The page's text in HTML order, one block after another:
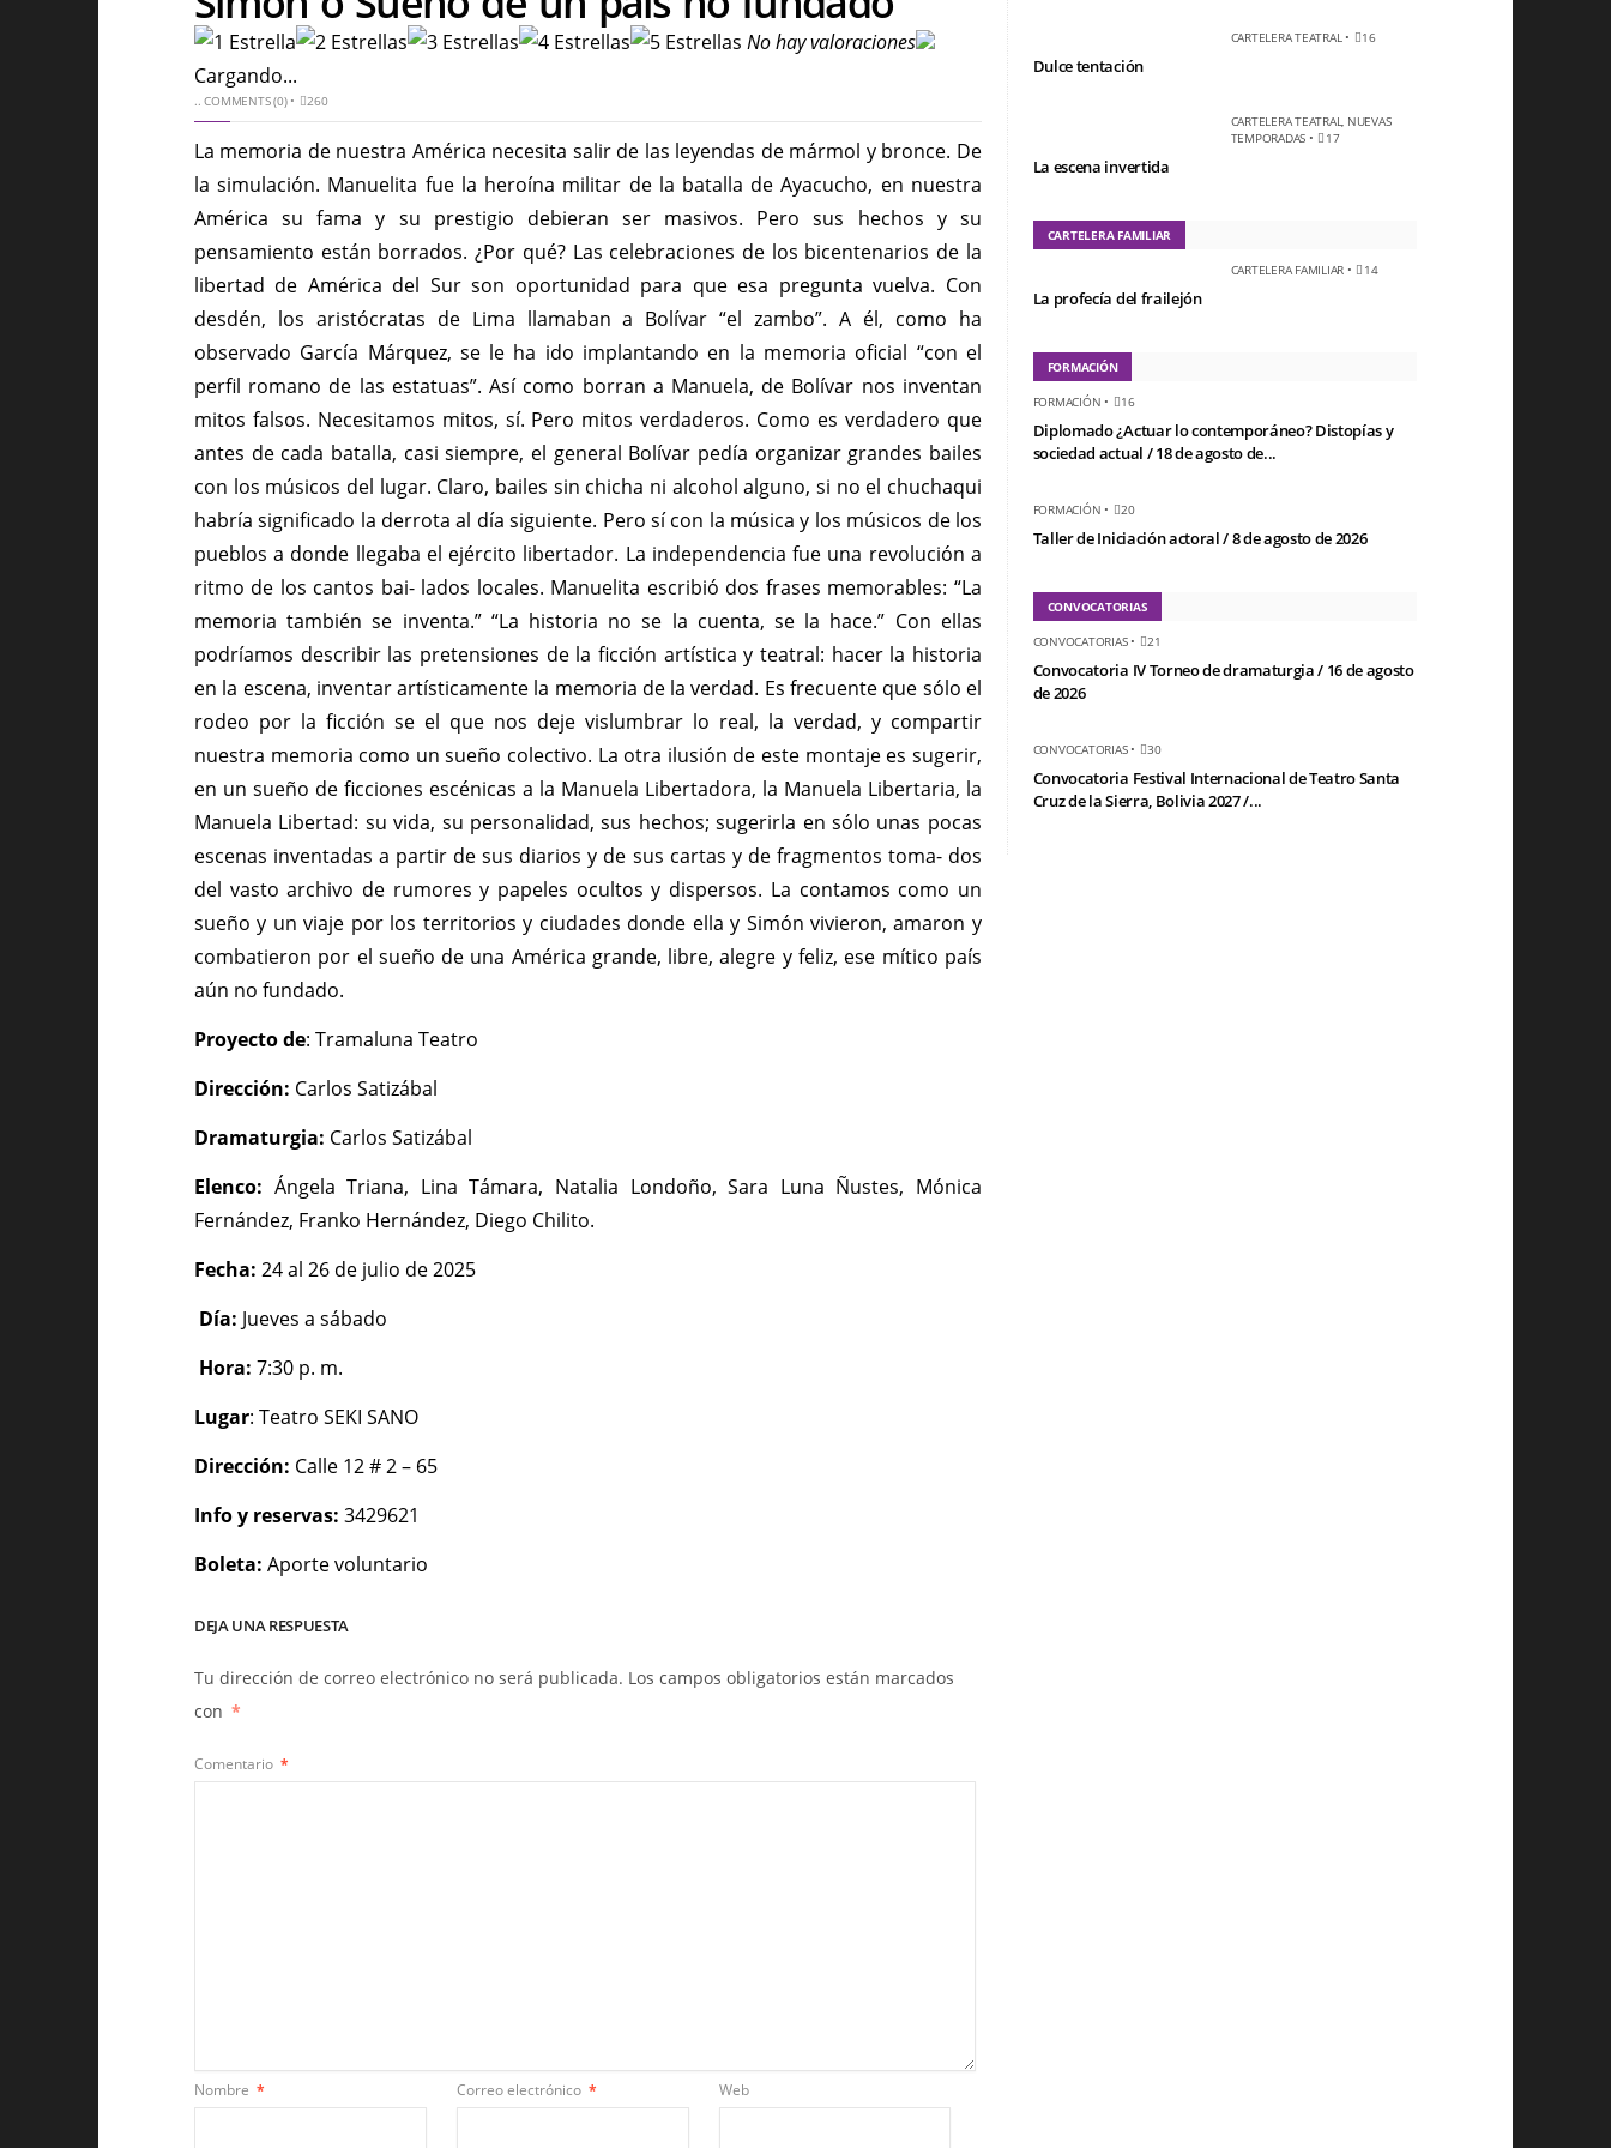
No hay valoraciones
Cargando...
..COMMENTS (0)• 260
La memoria de nuestra América necesita salir de las leyendas de mármol y bronce. De
la simulación. Manuelita fue la heroína militar de la batalla de Ayacucho, en nuestra
América su fama y su prestigio debieran ser masivos. Pero sus hechos y su
pensamiento están borrados. ¿Por qué? Las celebraciones de los bicentenarios de la
libertad de América del Sur son oportunidad para que esa pregunta vuelva. Con
desdén, los aristócratas de Lima llamaban a Bolívar “el zambo”. A él, como ha
observado García Márquez, se le ha ido implantando en la memoria oficial “con el
perfil romano de las estatuas”. Así como borran a Manuela, de Bolívar nos inventan
mitos falsos. Necesitamos mitos, sí. Pero mitos verdaderos. Como es verdadero que
antes de cada batalla, casi siempre, el general Bolívar pedía organizar grandes bailes
con los músicos del lugar. Claro, bailes sin chicha ni alcohol alguno, si no el chuchaqui
habría significado la derrota al día siguiente. Pero sí con la música y los músicos de los
pueblos a donde llegaba el ejército libertador. La independencia fue una revolución a
ritmo de los cantos bai- lados locales. Manuelita escribió dos frases memorables: “La
memoria también se inventa.” “La historia no se la cuenta, se la hace.” Con ellas
podríamos describir las pretensiones de la ficción artística y teatral: hacer la historia
en la escena, inventar artísticamente la memoria de la verdad. Es frecuente que sólo el
rodeo por la ficción se el que nos deje vislumbrar lo real, la verdad, y compartir
nuestra memoria como un sueño colectivo. La otra ilusión de este montaje es sugerir,
en un sueño de ficciones escénicas a la Manuela Libertadora, la Manuela Libertaria, la
Manuela Libertad: su vida, su personalidad, sus hechos; sugerirla en sólo unas pocas
escenas inventadas a partir de sus diarios y de sus cartas y de fragmentos toma- dos
del vasto archivo de rumores y papeles ocultos y dispersos. La contamos como un
sueño y un viaje por los territorios y ciudades donde ella y Simón vivieron, amaron y
combatieron por el sueño de una América grande, libre, alegre y feliz, ese mítico país
aún no fundado.
Proyecto de: Tramaluna Teatro
Dirección: Carlos Satizábal
Dramaturgia: Carlos Satizábal
Elenco: Ángela Triana, Lina Támara, Natalia Londoño, Sara Luna Ñustes, Mónica
Fernández, Franko Hernández, Diego Chilito.
Fecha: 24 al 26 de julio de 2025
Día: Jueves a sábado
Hora: 7:30 p. m.
Lugar: Teatro SEKI SANO
Dirección: Calle 12 # 2 – 65
Info y reservas: 3429621
Boleta: Aporte voluntario
DEJA UNA RESPUESTA
Tu dirección de correo electrónico no será publicada. Los campos obligatorios están marcados
con *
Comentario *
Nombre * Correo electrónico * Web
CARTELERA TEATRAL• 16
Dulce tentación
CARTELERA TEATRAL, NUEVAS
TEMPORADAS • 17
La escena invertida
CARTELERA FAMILIAR
CARTELERA FAMILIAR • 14
La profecía del frailejón
FORMACIÓN
FORMACIÓN • 16
Diplomado ¿Actuar lo contemporáneo? Distopías y
sociedad actual / 18 de agosto de...
FORMACIÓN • 20
Taller de Iniciación actoral / 8 de agosto de 2026
CONVOCATORIAS
CONVOCATORIAS• 21
Convocatoria IV Torneo de dramaturgia / 16 de agosto
de 2026
CONVOCATORIAS• 30
Convocatoria Festival Internacional de Teatro Santa
Cruz de la Sierra, Bolivia 2027 /...